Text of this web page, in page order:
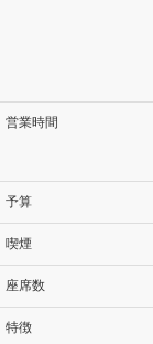
営業時間
予算
喫煙
座席数
特徴